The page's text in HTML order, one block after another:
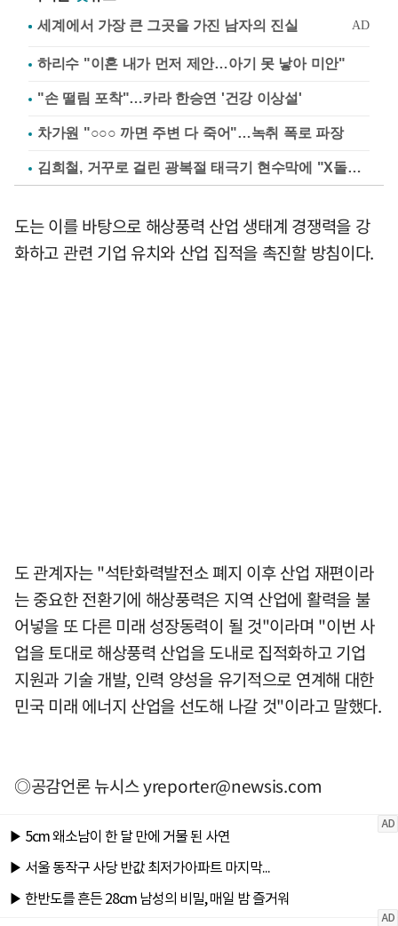
하리수 "이혼 내가 먼저 제안…아기 못 낳아 미안"
"손 떨림 포착"…카라 한승연 '건강 이상설'
차가원 "○○○ 까면 주변 다 죽어"…녹취 폭로 파장
김희철, 거꾸로 걸린 광복절 태극기 현수막에 "X돌았네"
도는 이를 바탕으로 해상풍력 산업 생태계 경쟁력을 강
화하고 관련 기업 유치와 산업 집적을 촉진할 방침이다.
도 관계자는 "석탄화력발전소 폐지 이후 산업 재편이라
는 중요한 전환기에 해상풍력은 지역 산업에 활력을 불
어넣을 또 다른 미래 성장동력이 될 것"이라며 "이번 사
업을 토대로 해상풍력 산업을 도내로 집적화하고 기업
지원과 기술 개발, 인력 양성을 유기적으로 연계해 대한
민국 미래 에너지 산업을 선도해 나갈 것"이라고 말했다.
◎공감언론 뉴시스yreporter@newsis.com